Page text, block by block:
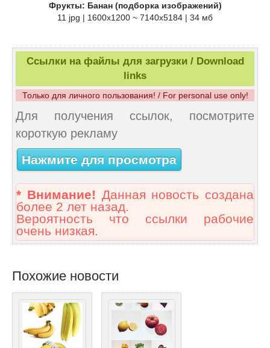
Фрукты: Банан (подборка изображений)
11 jpg | 1600x1200 ~ 7140x5184 | 34 мб
Ссылки на файлы для загрузки / Download
links
Только для личного пользования! / For personal use only!
Для получения ссылок, посмотрите
короткую рекламу
Нажмите для просмотра
* Внимание! Данная новость создана
более 2 лет назад.
Вероятность что ссылки рабочие
очень низкая.
Похожие новости